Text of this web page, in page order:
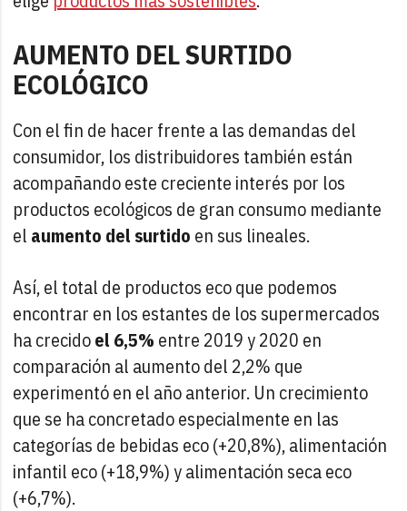
AUMENTO DEL SURTIDO
ECOLÓGICO
Con el fin de hacer frente a las demandas del
consumidor, los distribuidores también están
acompañando este creciente interés por los
productos ecológicos de gran consumo mediante
el aumento del surtido en sus lineales.
Así, el total de productos eco que podemos
encontrar en los estantes de los supermercados
ha crecidoel 6,5% entre 2019 y 2020 en
comparación al aumento del 2,2% que
experimentó en el año anterior. Un crecimiento
que se ha concretado especialmente en las
categorías de bebidas eco (+20,8%), alimentación
infantil eco (+18,9%) y alimentación seca eco
(+6,7%).